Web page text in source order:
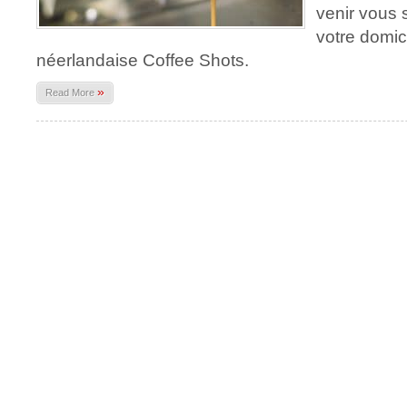
venir vous
votre
néerlandaise Coffee Shots.
Read More »